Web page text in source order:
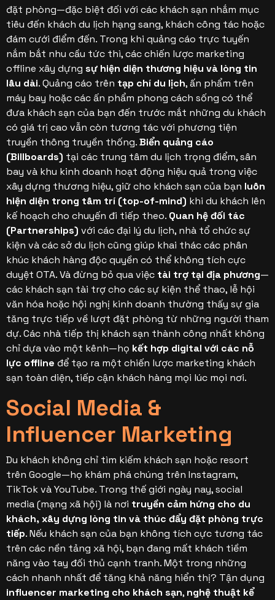
đặt phòng—đặc biệt đối với các khách sạn nhắm mục
tiêu đến khách du lịch hạng sang, khách công tác hoặc
đám cưới điểm đến. Trong khi quảng cáo trực tuyến
nắm bắt nhu cầu tức thì, các chiến lược marketing
offline xây dựng sự hiện diện thương hiệu và lòng tin
lâu dài.Quảng cáo trên tạp chí du lịch, ấn phẩm trên
máy bay hoặc các ấn phẩm phong cách sống có thể
đưa khách sạn của bạn đến trước mắt những du khách
có giá trị cao vẫn còn tương tác với phương tiện
truyền thông truyền thống.Biển quảng cáo
(Billboards) tại các trung tâm du lịch trọng điểm, sân
bay và khu kinh doanh hoạt động hiệu quả trong việc
xây dựng thương hiệu, giữ cho khách sạn của bạn luôn
hiện diện trong tâm trí (top-of-mind) khi du khách lên
kế hoạch cho chuyến đi tiếp theo. Quan hệ đối tác
(Partnerships) với các đại lý du lịch, nhà tổ chức sự
kiện và các sở du lịch cũng giúp khai thác các phân
khúc khách hàng độc quyền có thể không tích cực
duyệt OTA. Và đừng bỏ qua việc tài trợ tại địa phương—
các khách sạn tài trợ cho các sự kiện thể thao, lễ hội
văn hóa hoặc hội nghị kinh doanh thường thấy sự gia
tăng trực tiếp về lượt đặt phòng từ những người tham
dự.Các nhà tiếp thị khách sạn thành công nhất không
chỉ dựa vào một kênh—họ kết hợp digital với các nỗ
lực offline để tạo ra một chiến lược marketing khách
sạn toàn diện, tiếp cận khách hàng mọi lúc mọi nơi.
Social Media &
Influencer Marketing
Du khách không chỉ tìm kiếm khách sạn hoặc resort
trên Google—họ khám phá chúng trên Instagram,
TikTok và YouTube. Trong thế giới ngày nay, social
media (mạng xã hội) là nơi truyền cảm hứng cho du
khách, xây dựng lòng tin và thúc đẩy đặt phòng trực
tiếp. Nếu khách sạn của bạn không tích cực tương tác
trên các nền tảng xã hội, bạn đang mất khách tiềm
năng vào tay đối thủ cạnh tranh.Một trong những
cách nhanh nhất để tăng khả năng hiển thị? Tận dụng
influencer marketing cho khách sạn, nghệ thuật kể